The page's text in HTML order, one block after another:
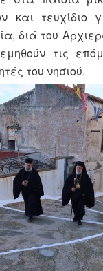
και τευχίδιο
διά του
τις
του νησιού.